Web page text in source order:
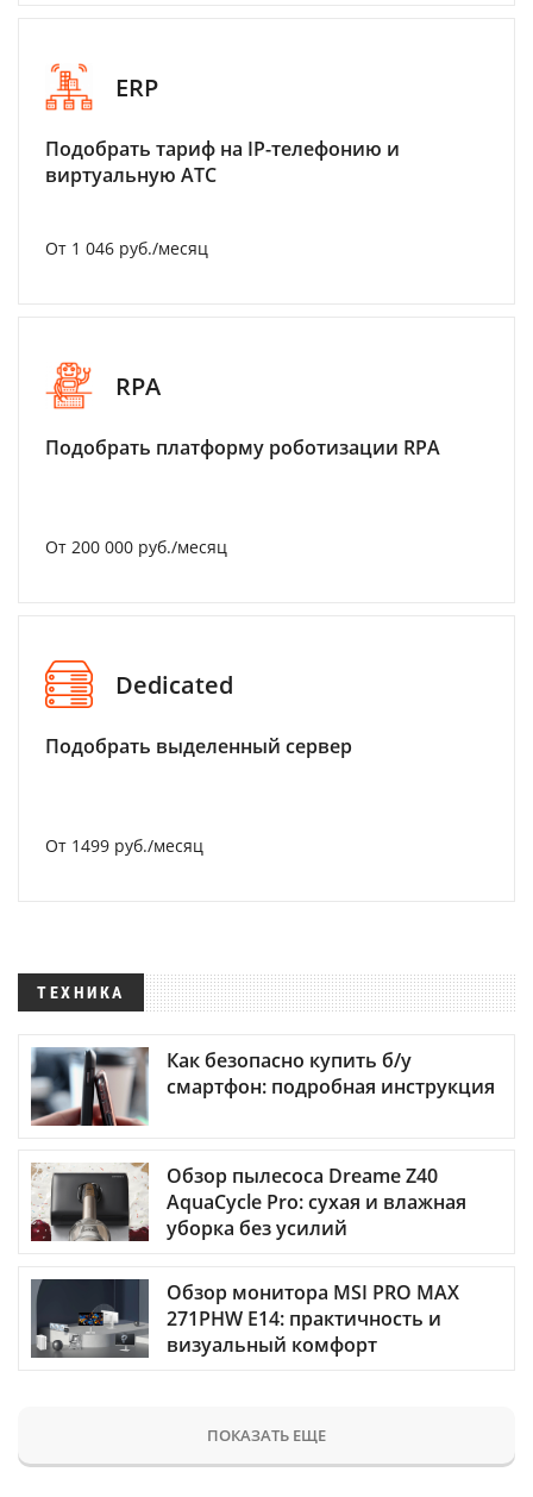
ERP
Подобрать тариф на IP-телефонию и
виртуальную АТС
От 1 046 руб./месяц
RPA
Подобрать платформу роботизации RPA
От 200 000 руб./месяц
Dedicated
Подобрать выделенный сервер
От 1499 руб./месяц
ТЕХНИКА
Как безопасно купить б/у
смартфон: подробная инструкция
Обзор пылесоса Dreame Z40
AquaCycle Pro: сухая и влажная
уборка без усилий
Обзор монитора MSI PRO MAX
271PHW E14: практичность и
визуальный комфорт
ПОКАЗАТЬ ЕЩЕ